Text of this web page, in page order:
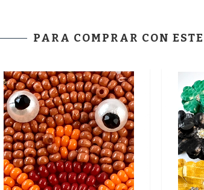
PARA COMPRAR CON